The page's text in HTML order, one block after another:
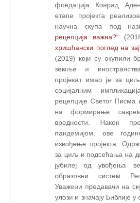
фондација Конрад
етапе пројекта
научна скупа под
рецепција важна?“
хришћански поглед на
(2019) који су окупили
земље и
пројекат имао је за
социјалним
рецепције Светог Писма
на формирање
вредности. Након
пандемијом, ове
извођење пројекта.
за циљ и подсећања на
јубилеј од увођења
образовни систем
Уважени предавачи на
улози и значају Библије